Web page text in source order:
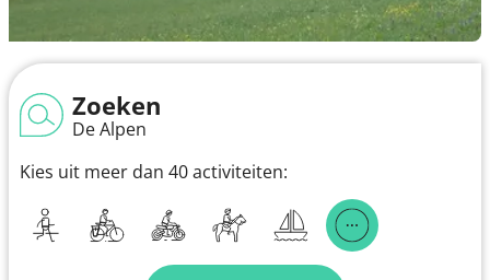
Zoeken
De Alpen
Kies uit meer dan 40 activiteiten: